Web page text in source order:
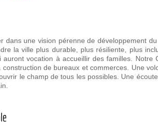
dans une vision pérenne de développement
la ville plus durable, plus résiliente, plus
auront vocation à accueillir des familles.
de bureaux et commerces. Une
le champ de tous les possibles. Une